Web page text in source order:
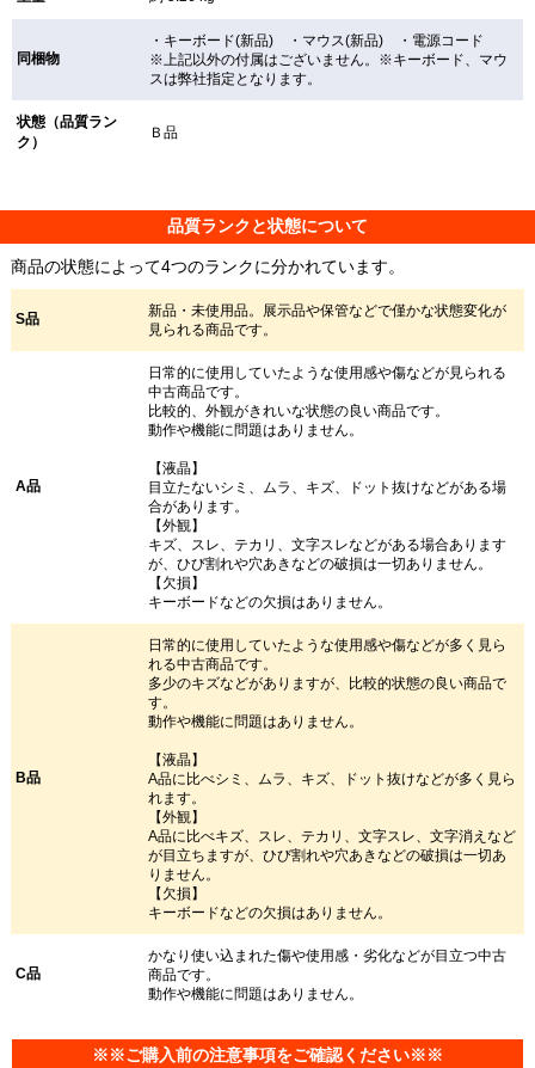
同梱物
・キーボード(新品) ・マウス(新品) ・電源コード
※上記以外の付属はございません。※キーボード、マウ
スは弊社指定となります。
状態（品質ラン
ク）
Ｂ品
品質ランクと状態について
商品の状態によって4つのランクに分かれています。
S品
新品・未使用品。展示品や保管などで僅かな状態変化が
見られる商品です。
A品
日常的に使用していたような使用感や傷などが見られる
中古商品です。
比較的、外観がきれいな状態の良い商品です。
動作や機能に問題はありません。
【液晶】
目立たないシミ、ムラ、キズ、ドット抜けなどがある場
合があります。
【外観】
キズ、スレ、テカリ、文字スレなどがある場合あります
が、ひび割れや穴あきなどの破損は一切ありません。
【欠損】
キーボードなどの欠損はありません。
B品
日常的に使用していたような使用感や傷などが多く見ら
れる中古商品です。
多少のキズなどがありますが、比較的状態の良い商品で
す。
動作や機能に問題はありません。
【液晶】
A品に比べシミ、ムラ、キズ、ドット抜けなどが多く見ら
れます。
【外観】
A品に比べキズ、スレ、テカリ、文字スレ、文字消えなど
が目立ちますが、ひび割れや穴あきなどの破損は一切あ
りません。
【欠損】
キーボードなどの欠損はありません。
C品
かなり使い込まれた傷や使用感・劣化などが目立つ中古
商品です。
動作や機能に問題はありません。
※※ご購入前の注意事項をご確認ください※※